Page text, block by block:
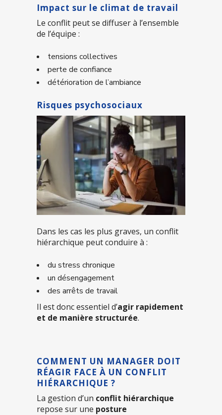
Impact sur le climat de travail
Le conflit peut se diffuser à l’ensemble
de l’équipe :
tensions collectives
perte de confiance
détérioration de l’ambiance
Risques psychosociaux
Dans les cas les plus graves, un conflit
hiérarchique peut conduire à :
du stress chronique
un désengagement
des arrêts de travail
Il est donc essentiel d’agir rapidement
et de manière structurée.
COMMENT UN MANAGER DOIT
RÉAGIR FACE À UN CONFLIT
HIÉRARCHIQUE ?
La gestion d’un conflit hiérarchique
repose sur une posture